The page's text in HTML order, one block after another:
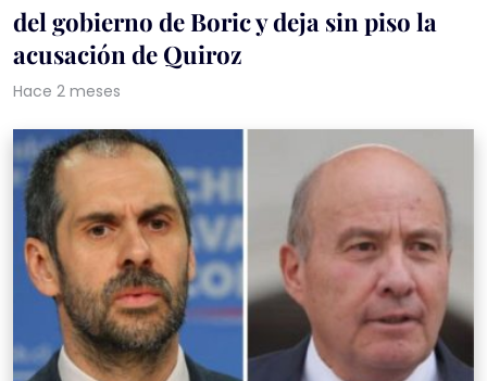
del gobierno de Boric y deja sin piso la
acusación de Quiroz
Hace 2 meses